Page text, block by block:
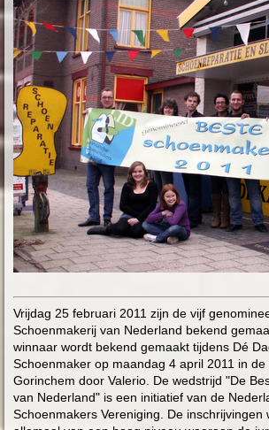
Vrijdag 25 februari 2011 zijn de vijf
Schoenmakerij van Nederland bekend
winnaar wordt bekend gemaakt tijdens Dé
Schoenmaker op maandag 4 april 2011 in
Gorinchem door Valerio. De wedstrijd "De
van Nederland" is een initiatief van de
Schoenmakers Vereniging. De inschrijvingen